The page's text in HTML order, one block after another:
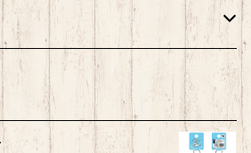
×もちシリーズ